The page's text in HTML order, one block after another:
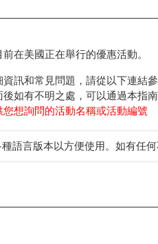
在美國正在舉行的優惠活動。
訊和常見問題，請從以下連結
如有不明之處，可以通過本指南
想詢問的活動名稱或活動編號
語言版本以方便使用。如有任